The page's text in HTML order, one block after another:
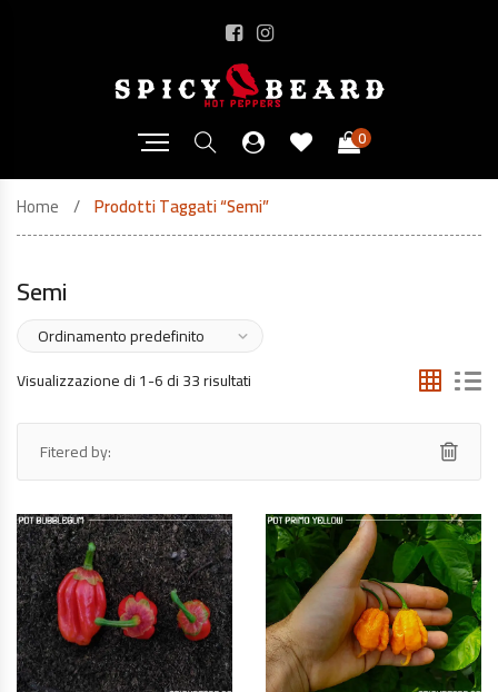
0
Home Prodotti Taggati “Semi”
Semi
Visualizzazione di 1-6 di 33 risultati
Fitered by: